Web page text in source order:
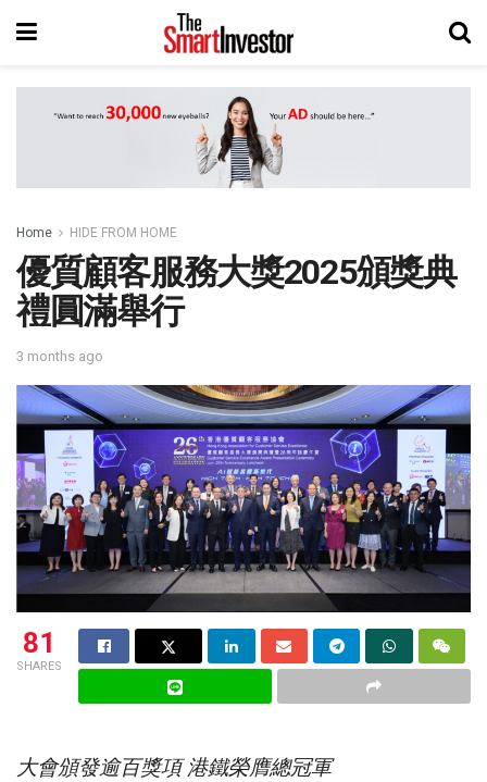
Home HIDE FROM HOME
優質顧客服務大獎2025頒獎典
禮圓滿舉行
3 months ago
81
SHARES
大會頒發逾百獎項 港鐵榮膺總冠軍